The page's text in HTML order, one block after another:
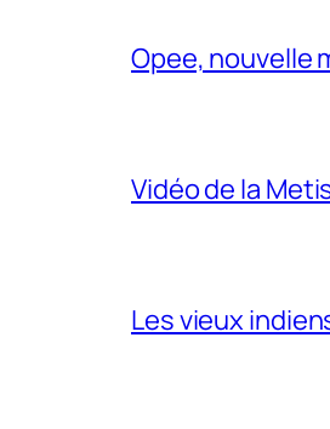
Opee, nouvelle
Vidéo de la
Les vieux